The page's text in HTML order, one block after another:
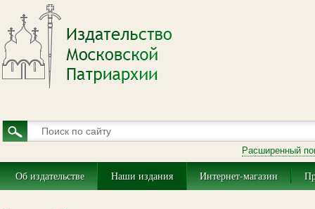
Расширенный
Об издательстве Наши издания Интернет-магазин